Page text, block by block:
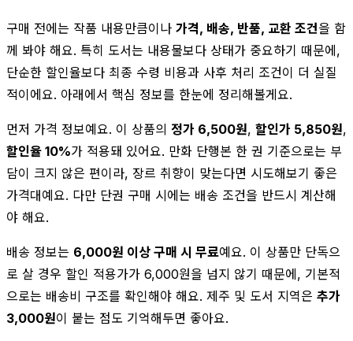
구매 전에는 작품 내용만큼이나 가격, 배송, 반품, 교환 조건을 함
께 봐야 해요. 특히 도서는 내용물보다 상태가 중요하기 때문에,
단순한 할인율보다 최종 수령 비용과 사후 처리 조건이 더 실질
적이에요. 아래에서 핵심 정보를 한눈에 정리해볼게요.
먼저 가격 정보예요. 이 상품의 정가 6,500원, 할인가 5,850원,
할인율 10%가 적용돼 있어요. 만화 단행본 한 권 기준으로는 부
담이 크지 않은 편이라, 장르 취향이 맞는다면 시도해보기 좋은
가격대예요. 다만 단권 구매 시에는 배송 조건을 반드시 계산해
야 해요.
배송 정보는 6,000원 이상 구매 시 무료예요. 이 상품만 단독으
로 살 경우 할인 적용가가 6,000원을 넘지 않기 때문에, 기본적
으로는 배송비 구조를 확인해야 해요. 제주 및 도서 지역은 추가
3,000원이 붙는 점도 기억해두면 좋아요.